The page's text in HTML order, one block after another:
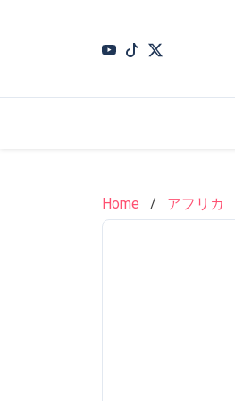
Home アフリカ